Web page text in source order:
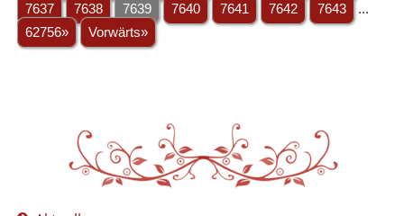
7637
7638 7639 7640 7641 7642 7643
...
62756»
Vorwärts»